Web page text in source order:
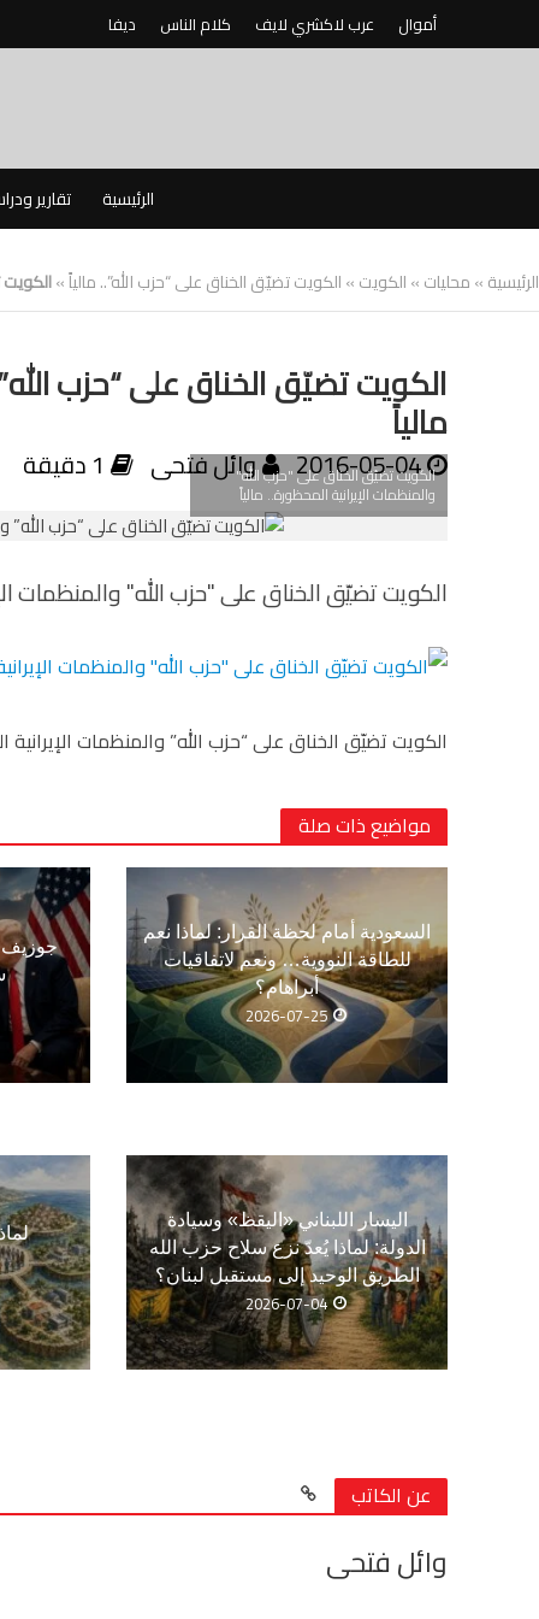
أموال عرب لاكشري لايف كلام الناس ديفا
الرئيسية تقارير
الرئيسية»محليات»الكويت»الكويت تضيّق الخناق على “حزب الله”.. مالياً»الكويت
الكويت تضيّق الخناق على “حزب
مالياً
2016-05-04 وائل فتحى 1 دقيقة الكويت تضيّق الخناق على "حزب الله"
والمنظمات اﻹيرانية المحظورة.. مالياً
الكويت تضيّق الخناق على "حزب الله" والمنظمات
الكويت تضيّق الخناق على “حزب الله” والمنظمات اﻹيرانية
مواضيع ذات صلة
السعودية أمام لحظة القرار: لماذا نعم
للطاقة النووية… ونعم لاتفاقيات
أبراهام؟
2026-07-25
جوزيف
اليسار اللبناني «اليقظ» وسيادة
الدولة: لماذا يُعدّ نزع سلاح حزب الله
الطريق الوحيد إلى مستقبل لبنان؟
2026-07-04
عن الكاتب
وائل فتحى